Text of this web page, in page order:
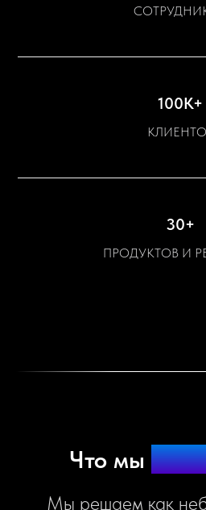
100К+
30+
ПРОДУКТОВ И
Что мы пред
Мы решаем как